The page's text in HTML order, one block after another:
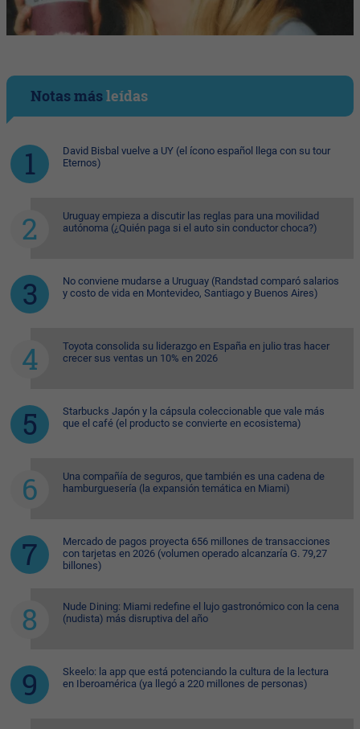
Notas másleídas
David Bisbal vuelve a UY (el ícono español llega con su tour
Eternos)
Uruguay empieza a discutir las reglas para una movilidad
autónoma (¿Quién paga si el auto sin conductor choca?)
No conviene mudarse a Uruguay (Randstad comparó salarios
y costo de vida en Montevideo, Santiago y Buenos Aires)
Toyota consolida su liderazgo en España en julio tras hacer
crecer sus ventas un 10% en 2026
Starbucks Japón y la cápsula coleccionable que vale más
que el café (el producto se convierte en ecosistema)
Una compañía de seguros, que también es una cadena de
hamburguesería (la expansión temática en Miami)
Mercado de pagos proyecta 656 millones de transacciones
con tarjetas en 2026 (volumen operado alcanzaría G. 79,27
billones)
Nude Dining: Miami redefine el lujo gastronómico con la cena
(nudista) más disruptiva del año
Skeelo: la app que está potenciando la cultura de la lectura
en Iberoamérica (ya llegó a 220 millones de personas)